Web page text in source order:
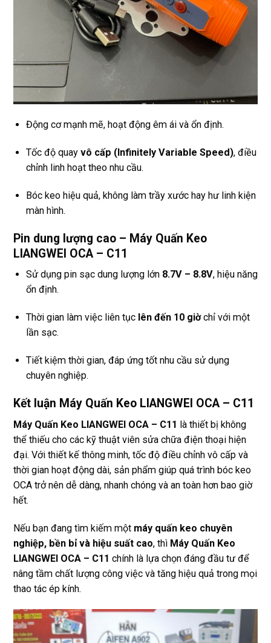
Động cơ mạnh mẽ, hoạt động êm ái và ổn định.
Tốc độ quay vô cấp (Infinitely Variable Speed), điều
chỉnh linh hoạt theo nhu cầu.
Bóc keo hiệu quả, không làm trầy xước hay hư linh kiện
màn hình.
Pin dung lượng cao – Máy Quấn Keo
LIANGWEI OCA – C11
Sử dụng pin sạc dung lượng lớn 8.7V – 8.8V, hiệu năng
ổn định.
Thời gian làm việc liên tục lên đến 10 giờchỉ với một
lần sạc.
Tiết kiệm thời gian, đáp ứng tốt nhu cầu sử dụng
chuyên nghiệp.
Kết luận Máy Quấn Keo LIANGWEI OCA – C11
Máy Quấn Keo LIANGWEI OCA – C11 là thiết bị không
thể thiếu cho các kỹ thuật viên sửa chữa điện thoại hiện
đại. Với thiết kế thông minh, tốc độ điều chỉnh vô cấp và
thời gian hoạt động dài, sản phẩm giúp quá trình bóc keo
OCA trở nên dễ dàng, nhanh chóng và an toàn hơn bao giờ
hết.
Nếu bạn đang tìm kiếm một máy quấn keo chuyên
nghiệp, bền bỉ và hiệu suất cao, thì Máy Quấn Keo
LIANGWEI OCA – C11 chính là lựa chọn đáng đầu tư để
nâng tầm chất lượng công việc và tăng hiệu quả trong mọi
thao tác ép kính.